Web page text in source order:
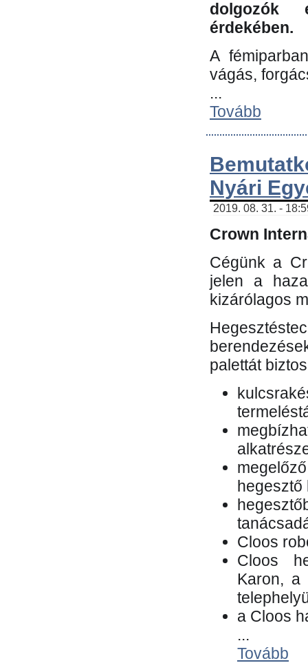
dolgozók
érdekében.
A
vágás,
...
Tovább
Nyári
2019. 08. 31. -
Crown
Cégünk a
jelen a
kizárólagos
palettát
hegesztő
Cloos
Cloos
Karon, a
a Cloos
...
Tovább